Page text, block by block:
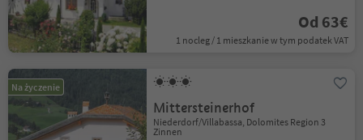
Od 63€
1 nocleg / 1 mieszkanie w tym podatek VAT
Na życzenie
Mittersteinerhof
Niederdorf/Villabassa, Dolomites Region 3
Zinnen